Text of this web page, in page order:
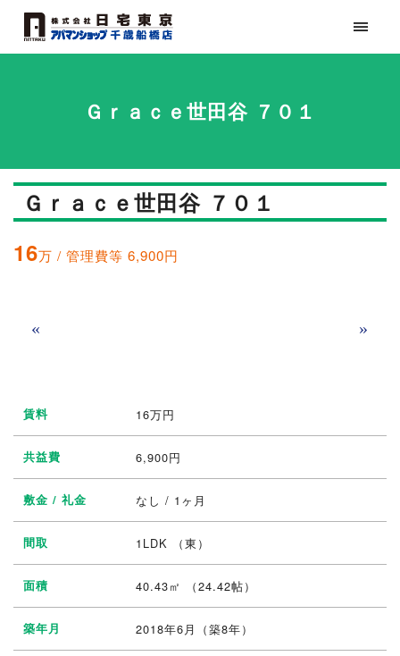
Ｇｒａｃｅ世田谷 ７０１
Ｇｒａｃｅ世田谷 ７０１
16万 / 管理費等 6,900円
« »
賃料 16万円
共益費 6,900円
敷金 / 礼金 なし / 1ヶ月
間取 1LDK （東）
面積 40.43㎡ （24.42帖）
築年月 2018年6月（築8年）